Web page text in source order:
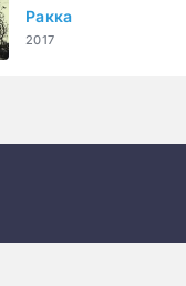
Ракка
2017